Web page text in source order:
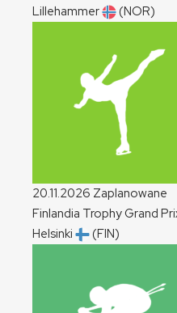
Lillehammer
(NOR)
20.11.2026 Zaplanowane
Finlandia Trophy Grand
Helsinki
(FIN)